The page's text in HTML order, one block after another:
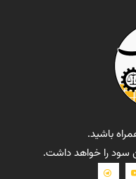
باشید.
سود را خواهد داشت.